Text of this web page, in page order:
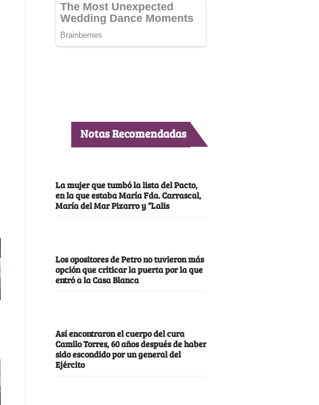
Notas Recomendadas
La mujer que tumbó la lista del Pacto,
en la que estaba María Fda. Carrascal,
María del Mar Pizarro y “Lalis
Los opositores de Petro no tuvieron más
opción que criticar la puerta por la que
entró a la Casa Blanca
Así encontraron el cuerpo del cura
Camilo Torres, 60 años después de haber
sido escondido por un general del
Ejército